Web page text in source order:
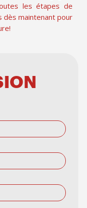
les étapes de
dès maintenant pour